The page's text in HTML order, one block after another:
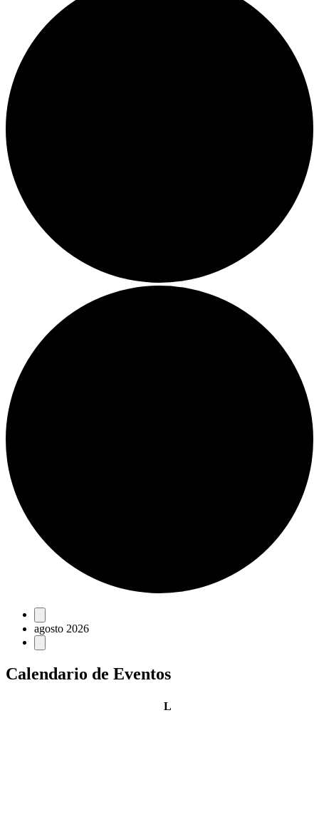
Eventos
agosto 2026
Calendario de Eventos
Llunes